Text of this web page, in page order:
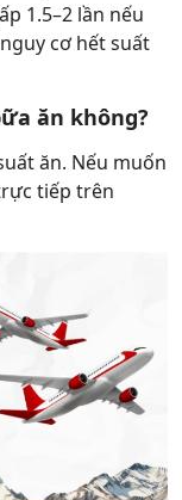
1.5–2 lần nếu
cơ hết suất
ăn không?
ăn. Nếu muốn
tiếp trên